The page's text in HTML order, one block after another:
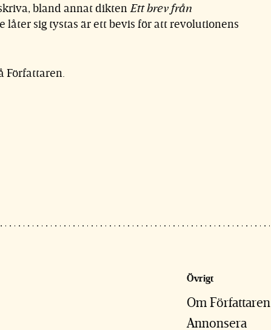
bland annat diktenEtt brev från
låter sig tystas är ett bevis för att revolutionens
Författaren.
Övrigt
Om Författaren
Annonsera